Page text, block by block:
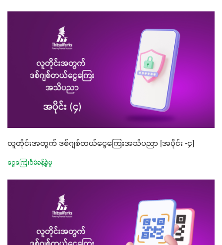
လူတိုင်းအတွက် ဒစ်ဂျစ်တယ်ငွေကြေးအသိပညာ [အပိုင်း -၄]
ငွေကြေးစီမံခန့်ခွဲမှု